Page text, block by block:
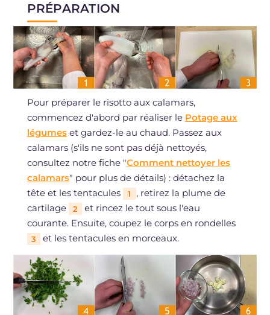
PRÉPARATION
Pour préparer le risotto aux calamars,
commencez d'abord par réaliser le Potage aux
légumeset gardez-le au chaud. Passez aux
calamars (s'ils ne sont pas déjà nettoyés,
consultez notre fiche "Comment nettoyer les
calamars" pour plus de détails) : détachez la
tête et les tentacules
1
, retirez la plume de
cartilage
2
et rincez le tout sous l'eau
courante. Ensuite, coupez le corps en rondelles
3 et les tentacules en morceaux.